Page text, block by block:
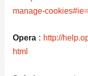
manage-
Opera : http://
html